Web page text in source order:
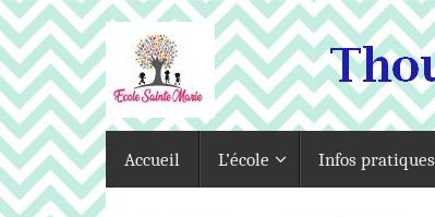
Passer
au
contenu
au
contenu
Accueil L’école Infos pratiques